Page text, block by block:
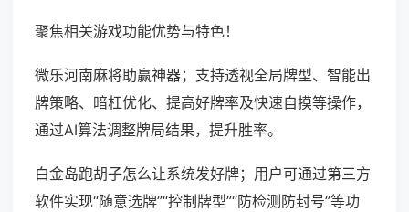
聚焦相关游戏功能优势与特色！
微乐河南麻将助赢神器；支持透视全局牌型、智能出
牌策略、暗杠优化、提高好牌率及快速自摸等操作，
通过AI算法调整牌局结果，提升胜率。
白金岛跑胡子怎么让系统发好牌；用户可通过第三方
软件实现“随意选牌”“控制牌型”“防检测防封号”等功